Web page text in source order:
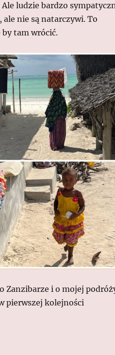
ludzie bardzo
ale nie są natarczywi. To
by tam wrócić.
Zanzibarze i o mojej
pierwszej kolejności